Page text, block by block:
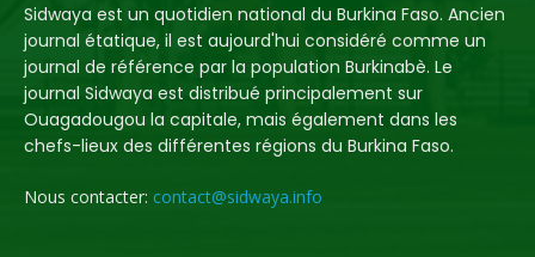
Sidwaya est un quotidien national du Burkina Faso. Ancien
journal étatique, il est aujourd'hui considéré comme un
journal de référence par la population Burkinabè. Le
journal Sidwaya est distribué principalement sur
Ouagadougou la capitale, mais également dans les
chefs-lieux des différentes régions du Burkina Faso.
Nous contacter: contact@sidwaya.info